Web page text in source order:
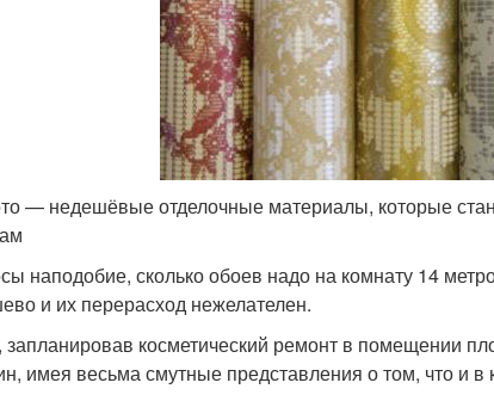
— недешёвые отделочные материалы, которые
наподобие, сколько обоев надо на комнату 14
и их перерасход нежелателен.
запланировав косметический ремонт в помещении
имея весьма смутные представления о том, что и в